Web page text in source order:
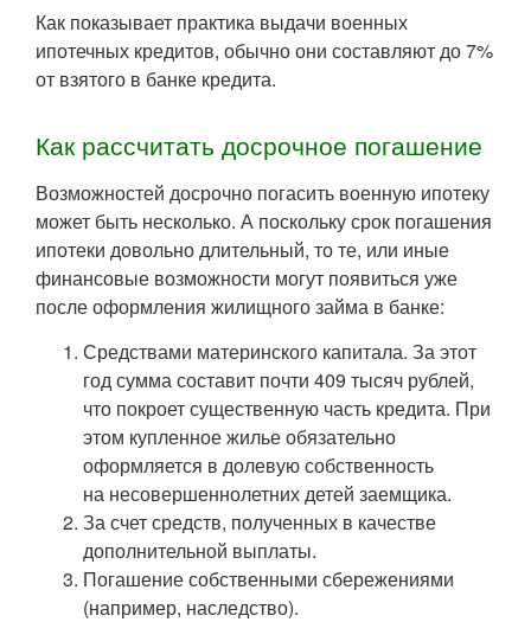
Как показывает практика выдачи военных
ипотечных кредитов, обычно они составляют до 7%
от взятого в банке кредита.
Как рассчитать досрочное погашение
Возможностей досрочно погасить военную ипотеку
может быть несколько. А поскольку срок погашения
ипотеки довольно длительный, то те, или иные
финансовые возможности могут появиться уже
после оформления жилищного займа в банке:
Средствами материнского капитала. За этот
год сумма составит почти 409 тысяч рублей,
что покроет существенную часть кредита. При
этом купленное жилье обязательно
оформляется в долевую собственность
на несовершеннолетних детей заемщика.
За счет средств, полученных в качестве
дополнительной выплаты.
Погашение собственными сбережениями
(например, наследство).